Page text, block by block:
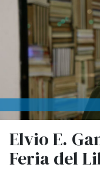
Elvio E.
Feria del